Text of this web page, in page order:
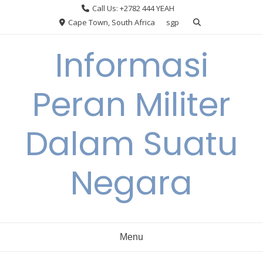
Call Us: +2782 444 YEAH
Cape Town, South Africa
sgp
Informasi
Peran Militer
Dalam Suatu
Negara
Menu